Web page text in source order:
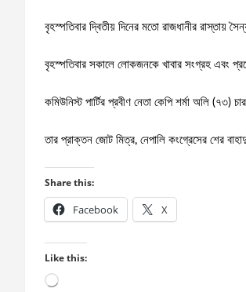
বৃহস্পতিবার দ্বিতীয় দিনের মতো রাজধানীর রাস্তায়
বৃহস্পতিবার সকালে লোকজনকে খাবার সংগ্রহ এবং
কমিউনিস্ট পার্টির প্রবীণ নেতা কেপি শর্মা অলি (৭৩)
তার প্রাক্তন জোট মিত্র, নেপালি কংগ্রেসের শের
Share this:
Facebook X
Like this:
Loading…